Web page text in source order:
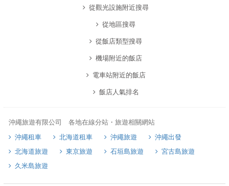
從觀光設施附近搜尋
從地區搜尋
從飯店類型搜尋
機場附近的飯店
電車站附近的飯店
飯店人氣排名
沖繩旅遊有限公司 各地在線分站・旅遊相關網站
沖繩租車
北海道租車 沖繩旅遊
沖繩出發
北海道旅遊
東京旅遊 石垣島旅遊
宮古島旅遊
久米島旅遊